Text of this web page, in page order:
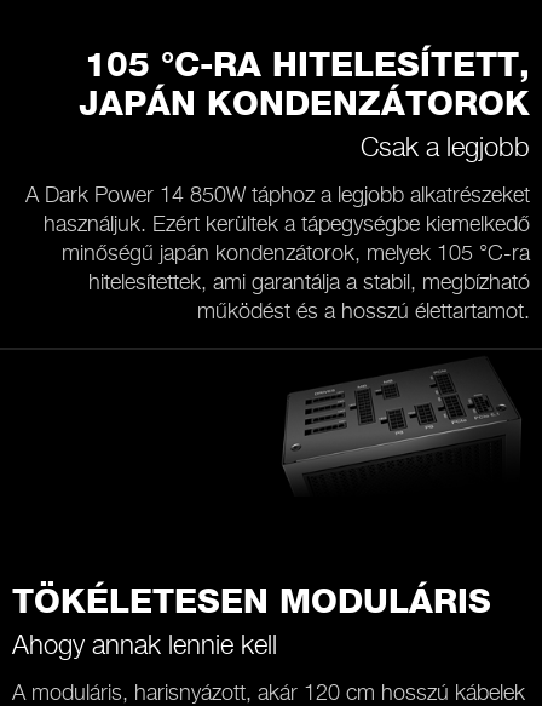
105 °C-RA HITELESÍTETT,
JAPÁN KONDENZÁTOROK
Csak a legjobb
A Dark Power 14 850W táphoz a legjobb alkatrészeket
használjuk. Ezért kerültek a tápegységbe kiemelkedő
minőségű japán kondenzátorok, melyek 105 °C-ra
hitelesítettek, ami garantálja a stabil, megbízható
működést és a hosszú élettartamot.
TÖKÉLETESEN MODULÁRIS
Ahogy annak lennie kell
A moduláris, harisnyázott, akár 120 cm hosszú kábelek